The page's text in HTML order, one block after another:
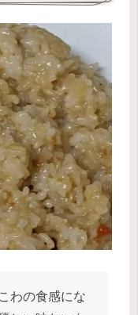
わの食感にな